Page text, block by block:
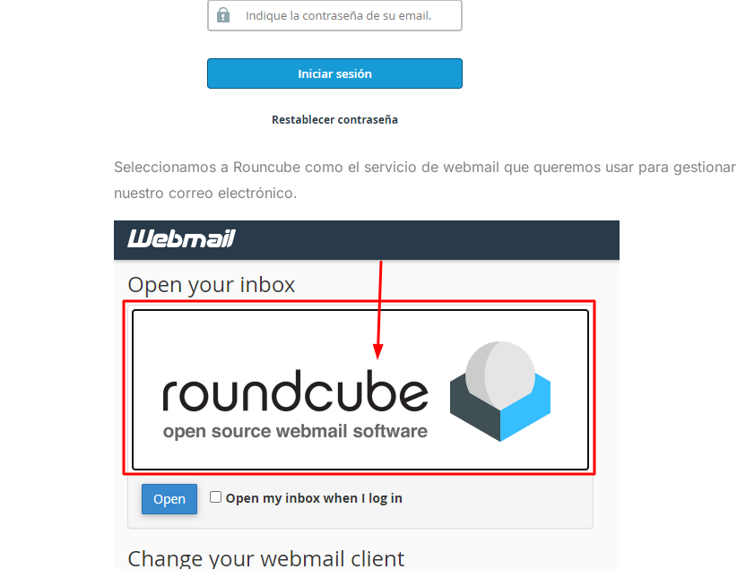
Seleccionamos a Rouncube como el servicio de webmail que queremos usar para gestionar
nuestro correo electrónico.